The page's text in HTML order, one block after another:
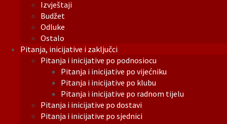
Izvještaji
Budžet
Odluke
Ostalo
Pitanja, inicijative i zaključci
Pitanja i inicijative po podnosiocu
Pitanja i inicijative po vijećniku
Pitanja i inicijative po klubu
Pitanja i inicijative po radnom tijelu
Pitanja i inicijative po dostavi
Pitanja i inicijative po sjednici